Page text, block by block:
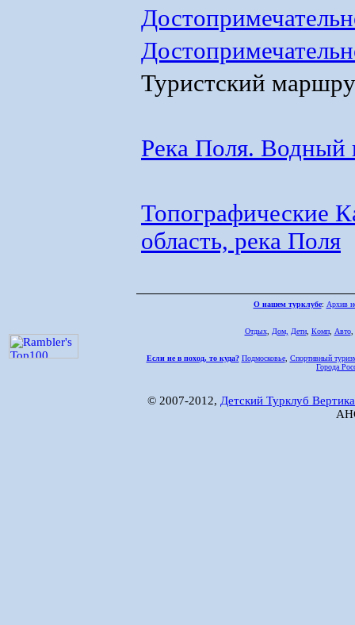
Туристский
Река Поля. Водный
Топографические
область, река Поля
О нашем турклубе: Архив
Отдых, Дом, Дети, Комп, Авто,
Если не в поход, то куда? Подмосковье, Спортивный
Города
© 2007-2012, Детский Турклуб